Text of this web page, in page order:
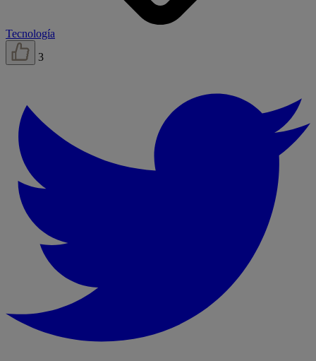
Tecnología
3